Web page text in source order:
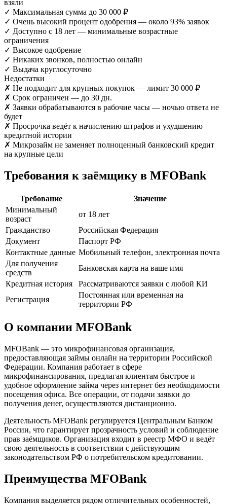
взяли
✓ Максимальная сумма до 30 000 ₽
✓ Очень высокий процент одобрения — около 93% заявок
✓ Доступно с 18 лет — минимальные возрастные
ограничения
✓ Высокое одобрение
✓ Никаких звонков, полностью онлайн
✓ Выдача круглосуточно
Недостатки
✗ Не подходит для крупных покупок — лимит 30 000 ₽
✗ Срок ограничен — до 30 дн.
✗ Заявки обрабатываются в рабочие часы — ночью ответа не
будет
✗ Просрочка ведёт к начислению штрафов и ухудшению
кредитной истории
✗ Микрозайм не заменяет полноценный банковский кредит
на крупные цели
Требования к заёмщику в MFOBank
Требование
Значение
Минимальный
возраст
от 18 лет
Гражданство
Российская Федерация
Документ
Паспорт РФ
Контактные данные Мобильный телефон, электронная почта
Для получения
средств
Банковская карта на ваше имя
Кредитная история
Рассматриваются заявки с любой КИ
Регистрация
Постоянная или временная на
территории РФ
О компании MFOBank
MFOBank — это микрофинансовая организация,
предоставляющая займы онлайн на территории Российской
Федерации. Компания работает в сфере
микрофинансирования, предлагая клиентам быстрое и
удобное оформление займа через интернет без необходимости
посещения офиса. Все операции, от подачи заявки до
получения денег, осуществляются дистанционно.
Деятельность MFOBank регулируется Центральным Банком
России, что гарантирует прозрачность условий и соблюдение
прав заёмщиков. Организация входит в реестр МФО и ведёт
свою деятельность в соответствии с действующим
законодательством РФ о потребительском кредитовании.
Преимущества MFOBank
Компания выделяется рядом отличительных особенностей,